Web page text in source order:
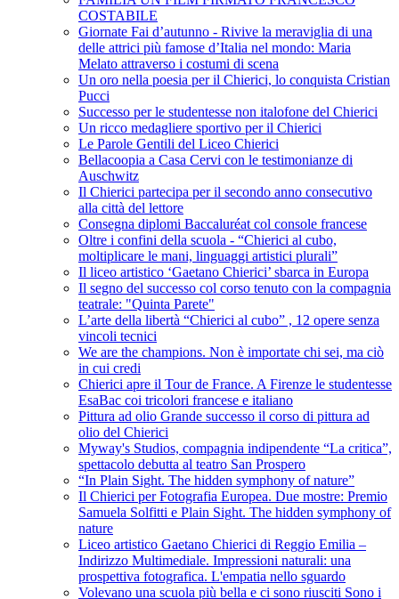
COSTABILE
Giornate Fai d’autunno - Rivive la meraviglia di una
delle attrici più famose d’Italia nel mondo: Maria
Melato attraverso i costumi di scena
Un oro nella poesia per il Chierici, lo conquista Cristian
Pucci
Successo per le studentesse non italofone del Chierici
Un ricco medagliere sportivo per il Chierici
Le Parole Gentili del Liceo Chierici
Bellacoopia a Casa Cervi con le testimonianze di
Auschwitz
Il Chierici partecipa per il secondo anno consecutivo
alla città del lettore
Consegna diplomi Baccaluréat col console francese
Oltre i confini della scuola - “Chierici al cubo,
moltiplicare le mani, linguaggi artistici plurali”
Il liceo artistico ‘Gaetano Chierici’ sbarca in Europa
Il segno del successo col corso tenuto con la compagnia
teatrale: "Quinta Parete"
L’arte della libertà “Chierici al cubo” , 12 opere senza
vincoli tecnici
We are the champions. Non è importate chi sei, ma ciò
in cui credi
Chierici apre il Tour de France. A Firenze le studentesse
EsaBac coi tricolori francese e italiano
Pittura ad olio Grande successo il corso di pittura ad
olio del Chierici
Myway's Studios, compagnia indipendente “La critica”,
spettacolo debutta al teatro San Prospero
“In Plain Sight. The hidden symphony of nature”
Il Chierici per Fotografia Europea. Due mostre: Premio
Samuela Solfitti e Plain Sight. The hidden symphony of
nature
Liceo artistico Gaetano Chierici di Reggio Emilia –
Indirizzo Multimediale. Impressioni naturali: una
prospettiva fotografica. L'empatia nello sguardo
Volevano una scuola più bella e ci sono riusciti Sono i